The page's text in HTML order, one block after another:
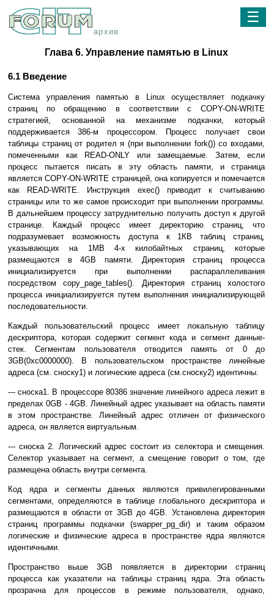
архив
☰
Глава 6. Управление памятью в Linux
6.1 Введение
Cистема управления памятью в Linux осуществляет подкачку
страниц по обращению в соответствии с COPY-ON-WRITE
стратегией, основанной на механизме подкачки, который
поддерживается 386-м процессором. Процесс получает свои
таблицы страниц от родител я (при выполнении fork()) со входами,
помеченными как READ-ONLY или замещаемые. Затем, если
процесс пытается писать в эту область памяти, и страница
является COPY-ON-WRITE страницей, она копируется и помечается
как READ-WRITE. Инструкция exec() приводит к считыванию
страницы или то же самое происходит при выполнении программы.
В дальнейшем процессу затруднительно получить доступ к другой
странице. Каждый процесс имеет директорию страниц, что
подразумевает возможность доступа к 1КВ таблиц страниц,
указывающих на 1МВ 4-х килобайтных страниц, которые
размещаются в 4GB памяти. Директория страниц процесса
инициализируется при выполнении распараллеливания
посредством copy_page_tables(). Директория страниц холостого
процесса инициализируется путем выполнения инициализирующей
последовательности.
Каждый пользовательский процесс имеет локальную таблицу
дескриптора, которая содержит сегмент кода и сегмент данные-
стек. Сегментам пользователя отводится память от 0 до
3GB(0xc0000000). В пользовательском пространстве линейные
адреса (см. сноску1) и логические адреса (см.сноску2) идентичны.
--- сноска1. В процессоре 80386 значение линейного адреса лежит в
пределах 0GB - 4GB. Линейный адрес указывает на область памяти
в этом пространстве. Линейный адрес отличен от физического
адреса, он является виртуальным.
--- сноска 2. Логический адрес состоит из селектора и смещения.
Селектор указывает на сегмент, а смещение говорит о том, где
размещена область внутри сегмента.
Код ядра и сегменты данных являются привилегированными
сегментами, определяются в таблице глобального дескриптора и
размещаются в области от 3GB до 4GB. Установлена директория
страниц программы подкачки (swapper_pg_dir) и таким образом
логические и физические адреса в пространстве ядра являются
идентичными.
Пространство выше 3GB появляется в директории страниц
процесса как указатели на таблицы страниц ядра. Эта область
прозрачна для процессов в режиме пользователя, однако,